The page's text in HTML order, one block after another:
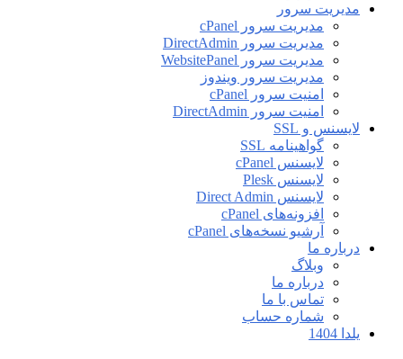
مدیریت سرور
مدیریت سرور cPanel
مدیریت سرور DirectAdmin
مدیریت سرور WebsitePanel
مدیریت سرور ویندوز
امنیت سرور cPanel
امنیت سرور DirectAdmin
لایسنس و SSL
گواهینامه SSL
لایسنس cPanel
لایسنس Plesk
لایسنس Direct Admin
افزونه‌های cPanel
آرشیو نسخه‌های cPanel
درباره ما
وبلاگ
درباره ما
تماس با ما
شماره حساب
یلدا 1404